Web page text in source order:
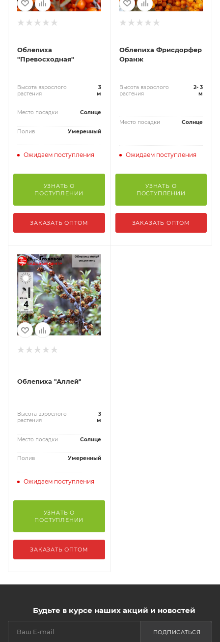
Облепиха
"Превосходная"
Высота взрослого
растения
3
м
Место посадки Солнце
Полив Умеренный
Ожидаем поступления
УЗНАТЬ О
ПОСТУПЛЕНИИ
ЗАКАЗАТЬ ОПТОМ
Облепиха Фрисдорфер
Оранж
Высота взрослого
растения
2- 3
м
Место посадки Солнце
Ожидаем поступления
УЗНАТЬ О
ПОСТУПЛЕНИИ
ЗАКАЗАТЬ ОПТОМ
Облепиха "Аллей"
Высота взрослого
растения
3
м
Место посадки Солнце
Полив Умеренный
Ожидаем поступления
УЗНАТЬ О
ПОСТУПЛЕНИИ
ЗАКАЗАТЬ ОПТОМ
Будьте в курсе наших акций и новостей
ПОДПИСАТЬСЯ